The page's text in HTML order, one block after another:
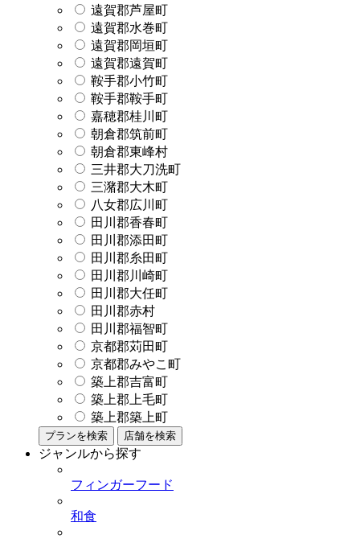
遠賀郡芦屋町
遠賀郡水巻町
遠賀郡岡垣町
遠賀郡遠賀町
鞍手郡小竹町
鞍手郡鞍手町
嘉穂郡桂川町
朝倉郡筑前町
朝倉郡東峰村
三井郡大刀洗町
三潴郡大木町
八女郡広川町
田川郡香春町
田川郡添田町
田川郡糸田町
田川郡川崎町
田川郡大任町
田川郡赤村
田川郡福智町
京都郡苅田町
京都郡みやこ町
築上郡吉富町
築上郡上毛町
築上郡築上町
プランを検索 店舗を検索
ジャンルから探す
フィンガーフード
和食